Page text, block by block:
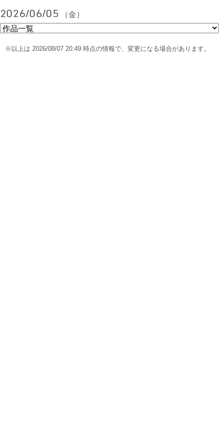
2026/06/05 （金）
※以上は 2026/08/07 20:49 時点の情報で、変更になる場合があります。